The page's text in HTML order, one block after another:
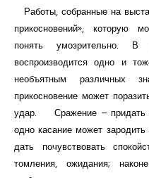
Работы, собранные на
прикосновений», которую
понять умозрительно. В
воспроизводится одно и
необъятным различных
прикосновение может
удар. Сражение – придать
одно касание может зародить
дать почувствовать
томления, ожидания;